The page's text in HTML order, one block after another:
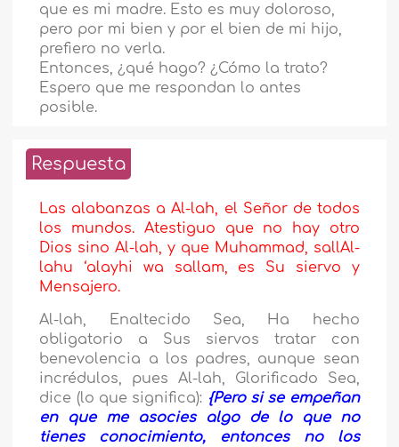
que es mi madre. Esto es muy doloroso,
pero por mi bien y por el bien de mi hijo,
prefiero no verla.
Entonces, ¿qué hago? ¿Cómo la trato?
Espero que me respondan lo antes
posible.
Respuesta
Las alabanzas a Al-lah, el Señor de todos
los mundos. Atestiguo que no hay otro
Dios sino Al-lah, y que Muhammad, sallAl-
lahu ‘alayhi wa sallam, es Su siervo y
Mensajero.
Al-lah, Enaltecido Sea, Ha hecho
obligatorio a Sus siervos tratar con
benevolencia a los padres, aunque sean
incrédulos, pues Al-lah, Glorificado Sea,
dice (lo que significa): {Pero si se empeñan
en que me asocies algo de lo que no
tienes conocimiento, entonces no los